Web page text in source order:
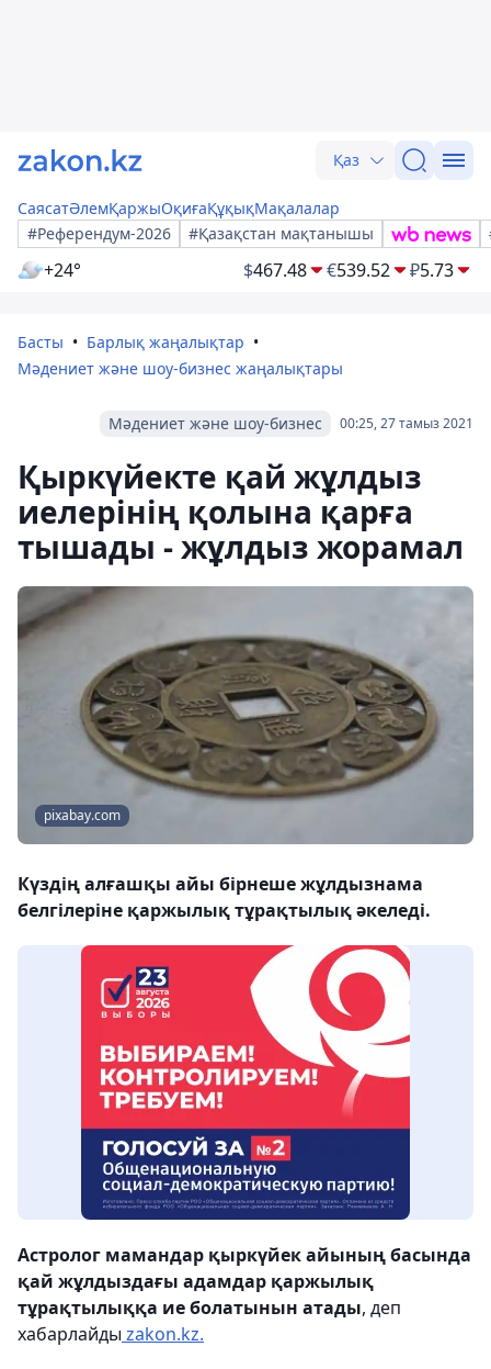
Қаз
СаясатӘлемҚаржыОқиғаҚұқықМақалалар
#Референдум-2026
#Қазақстан мақтанышы
+24° $467.48 €539.52 ₽5.73
Басты
Барлық жаңалықтар
Мәдениет және шоу-бизнес жаңалықтары
00:25, 27 тамыз 2021
Мәдениет және шоу-бизнес
Қыркүйекте қай жұлдыз
иелерінің қолына қарға
тышады - жұлдыз жорамал
pixabay.com
Күздің алғашқы айы бірнеше жұлдызнама
белгілеріне қаржылық тұрақтылық әкеледі.
Астролог мамандар қыркүйек айының басында
қай жұлдыздағы адамдар қаржылық
тұрақтылыққа ие болатынын атады, деп
хабарлайды zakon.kz.